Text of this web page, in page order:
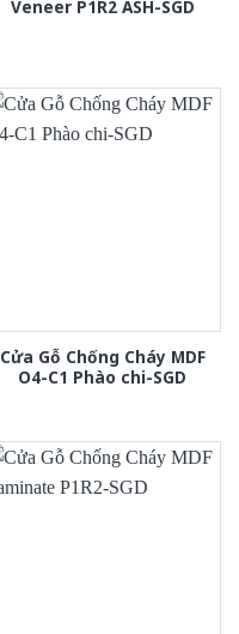
Veneer P1R2 ASH-SGD
Cửa Gỗ Chống Cháy MDF
O4-C1 Phào chi-SGD